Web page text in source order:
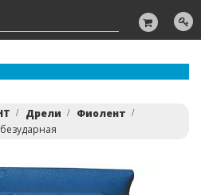
Дрели
Фиолент